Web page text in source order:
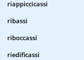
riappiccicassi
ribassi
riboccassi
riedificassi